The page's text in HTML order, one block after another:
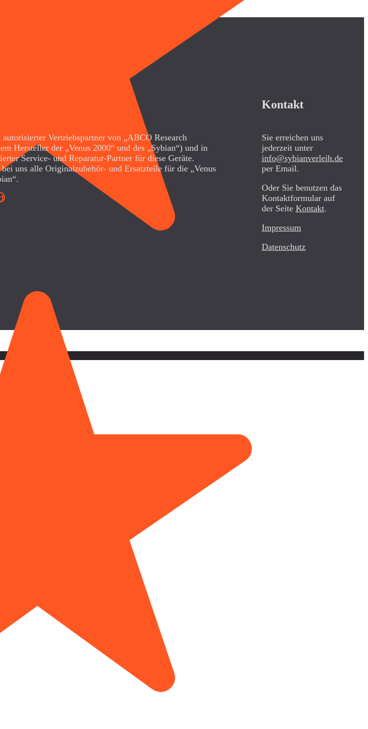
Vertriebspartner von „ABCO Research
Hersteller der „Venus 2000“ und des „Sybian“) und in
Service- und Reparatur-Partner für diese Geräte.
bei uns alle Originalzubehör- und Ersatzteile für die „Venus
Kontakt
Sie erreichen uns
jederzeit unter
info@sybianverleih.de
per Email.
Oder Sie benutzen das
Kontaktformular auf
der Seite Kontakt.
Impressum
Datenschutz